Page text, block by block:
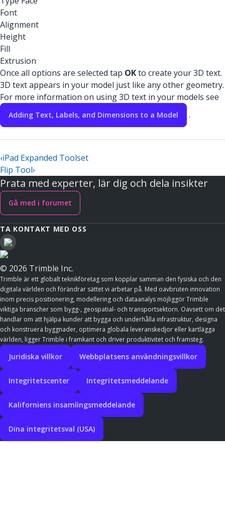
Font
Alignment
Height
Fill
Extrusion
Once all options are selected tap OKto create your 3D text.
3D text appears in your model just like any other geometry.
For more information on using 3D text in your models see
Adding Text, Labels, and Dimensions to a Model .
‹iPad Expanded Toolset
Flip Tool›
Prata med experter, lär dig och dela insikter
Gå med i forumet
TA KONTAKT MED OSS
© 2026 Trimble Inc.
Trimble är ett globalt teknikföretag som kopplar samman den fysiska och den
digitala världen och förändrar sättet vi arbetar på. Med oavbruten innovation
inom precis positionering, modellering och dataanalys möjliggör Trimble
viktiga branscher som bygg-, geospatial- och transportsektorn. Oavsett om det
handlar om att hjälpa kunder att bygga och underhålla infrastruktur, designa
och konstruera byggnader, optimera globala leveranskedjor eller kartlägga
världen, ligger Trimble i framkant och driver produktivitet och framsteg.
Juridiska villkor Webbplatsens användningsvillkor
Integritetscenter Integritetsmeddelande
Kaliforniens insamlingsmeddelande
Dina integritetsval (USA)